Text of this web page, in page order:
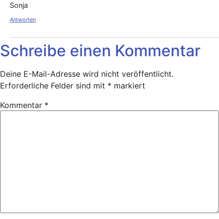
Sonja
Antworten
Schreibe einen Kommentar
Deine E-Mail-Adresse wird nicht veröffentlicht.
Erforderliche Felder sind mit * markiert
Kommentar *